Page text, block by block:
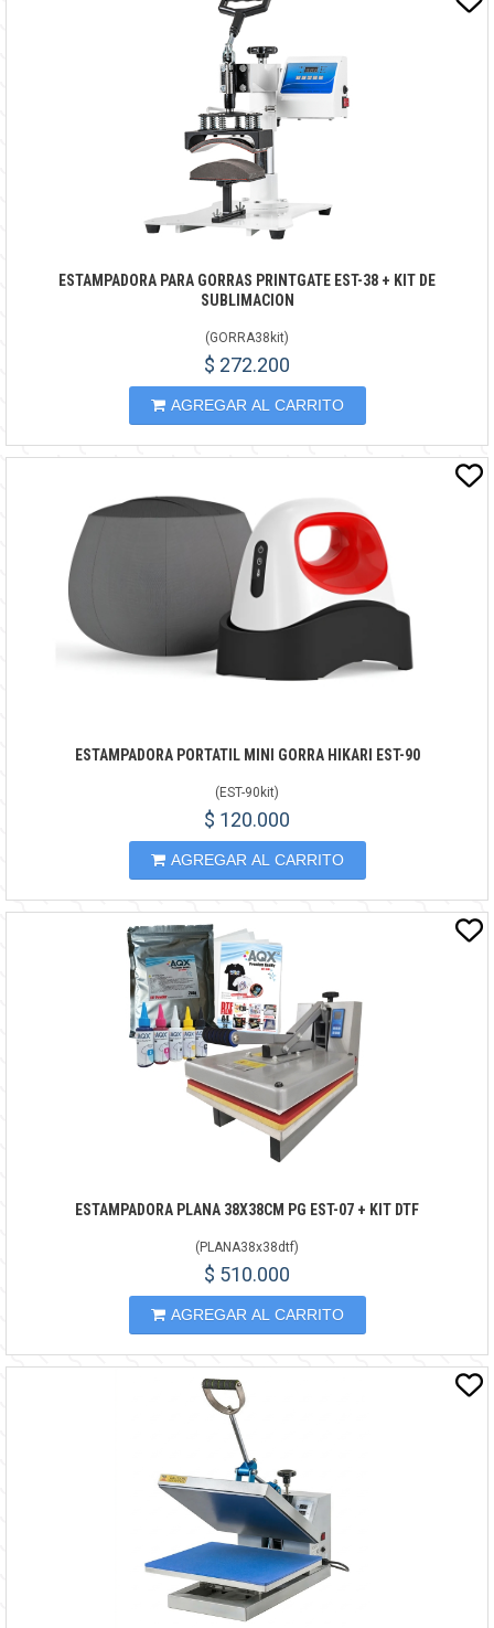
ESTAMPADORA PARA GORRAS PRINTGATE EST-38 + KIT DE
SUBLIMACION
(GORRA38kit)
$ 272.200
AGREGAR AL CARRITO
ESTAMPADORA PORTATIL MINI GORRA HIKARI EST-90
(EST-90kit)
$ 120.000
AGREGAR AL CARRITO
ESTAMPADORA PLANA 38X38CM PG EST-07 + KIT DTF
(PLANA38x38dtf)
$ 510.000
AGREGAR AL CARRITO